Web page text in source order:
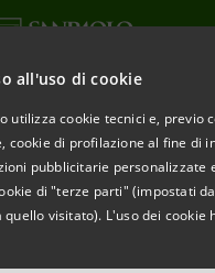
all'uso di cookie
utilizza cookie tecnici e, previo
cookie di profilazione al fine di
pubblicitarie personalizzate
di "terze parti" (impostati
quello visitato). L'uso dei cookie
“Colline e
per il